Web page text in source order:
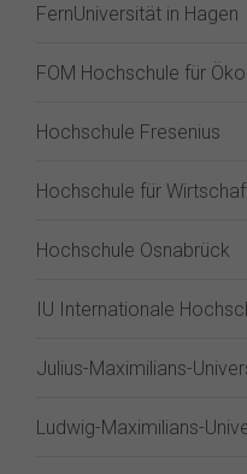
FernUniversität in Hagen
FOM Hochschule für
Hochschule Fresenius
Hochschule für
Hochschule Osnabrück
IU Internationale
Julius-Maximilians-
Ludwig-Maximilians-